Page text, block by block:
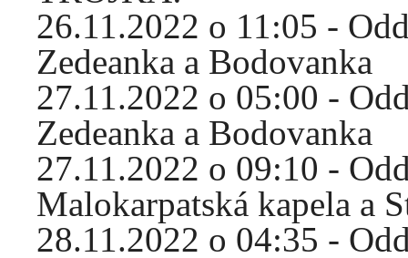
26.11.2022 o 11:05 -
Zedeanka a Bodovanka
27.11.2022 o 05:00 -
Zedeanka a Bodovanka
27.11.2022 o 09:10 -
Malokarpatská kapela a
28.11.2022 o 04:35 -